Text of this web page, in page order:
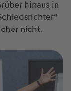
hinaus in
nicht.